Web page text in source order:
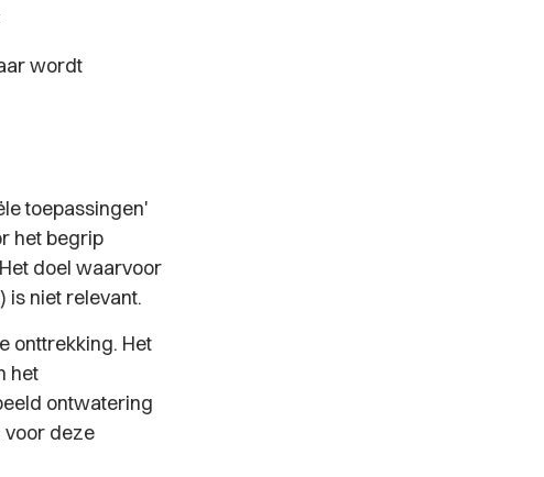
wordt
toepassingen'
het begrip
doel waarvoor
niet relevant.
onttrekking. Het
het
ontwatering
voor deze